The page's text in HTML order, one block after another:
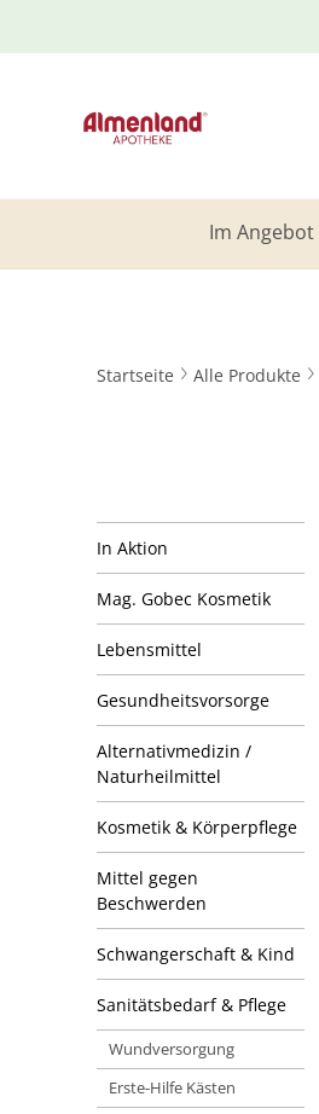
Im Angebot
Startseite Alle Produkte
In Aktion
Mag. Gobec Kosmetik
Lebensmittel
Gesundheitsvorsorge
Alternativmedizin /
Naturheilmittel
Kosmetik & Körperpflege
Mittel gegen
Beschwerden
Schwangerschaft & Kind
Sanitätsbedarf & Pflege
Wundversorgung
Erste-Hilfe Kästen